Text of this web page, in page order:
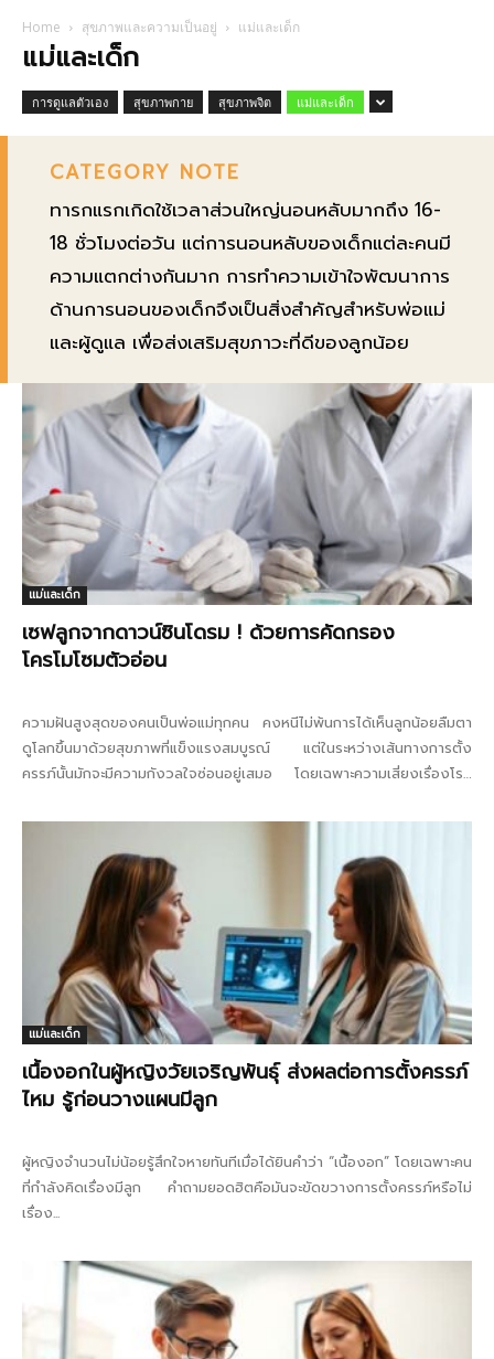
Home สุขภาพและความเป็นอยู่ แม่และเด็ก
แม่และเด็ก
การดูแลตัวเอง สุขภาพกาย สุขภาพจิต แม่และเด็ก
CATEGORY NOTE
ทารกแรกเกิดใช้เวลาส่วนใหญ่นอนหลับมากถึง 16-
18 ชั่วโมงต่อวัน แต่การนอนหลับของเด็กแต่ละคนมี
ความแตกต่างกันมาก การทำความเข้าใจพัฒนาการ
ด้านการนอนของเด็กจึงเป็นสิ่งสำคัญสำหรับพ่อแม่
และผู้ดูแล เพื่อส่งเสริมสุขภาวะที่ดีของลูกน้อย
แม่และเด็ก
เซฟลูกจากดาวน์ซินโดรม ! ด้วยการคัดกรอง
โครโมโซมตัวอ่อน
ความฝันสูงสุดของคนเป็นพ่อแม่ทุกคน คงหนีไม่พ้นการได้เห็นลูกน้อยลืมตา
ดูโลกขึ้นมาด้วยสุขภาพที่แข็งแรงสมบูรณ์ แต่ในระหว่างเส้นทางการตั้ง
ครรภ์นั้นมักจะมีความกังวลใจซ่อนอยู่เสมอ โดยเฉพาะความเสี่ยงเรื่องโรค
สร้างความกังวลใจให้กับคุณแม่ตั้งครรภ์เป็นอย่างมาก...
แม่และเด็ก
เนื้องอกในผู้หญิงวัยเจริญพันธุ์ ส่งผลต่อการตั้งครรภ์
ไหม รู้ก่อนวางแผนมีลูก
ผู้หญิงจำนวนไม่น้อยรู้สึกใจหายทันทีเมื่อได้ยินคำว่า “เนื้องอก” โดยเฉพาะคน
ที่กำลังคิดเรื่องมีลูก คำถามยอดฮิตคือมันจะขัดขวางการตั้งครรภ์หรือไม่
เรื่อง...